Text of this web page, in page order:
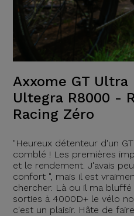
Axxome GT
Ultegra R8000 -
Racing Zéro
"Heureux détenteur d'un
comblé ! Les premières
et le rendement. J'avais
confort ", mais il est
chercher. Là ou il ma
sorties à 4000D+ le vélo
c'est un plaisir. Hâte de